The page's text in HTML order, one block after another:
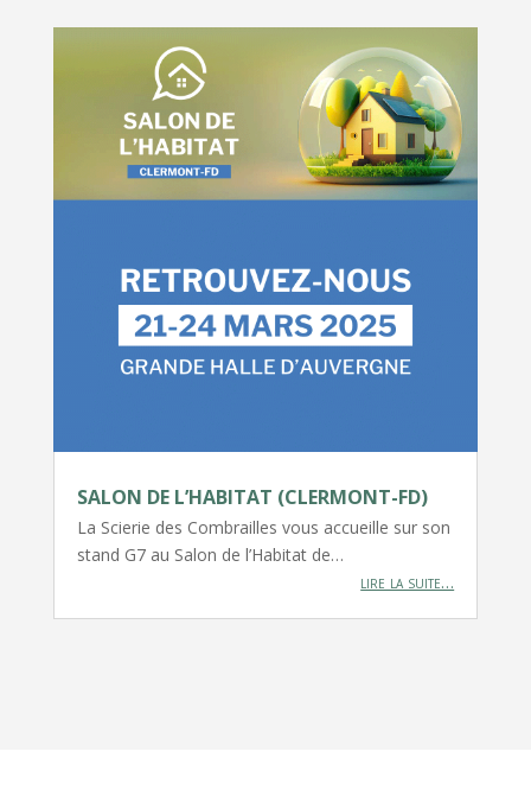
SALON DE L’HABITAT (CLERMONT-FD)
La Scierie des Combrailles vous accueille sur son
stand G7 au Salon de l’Habitat de…
lire la suite…